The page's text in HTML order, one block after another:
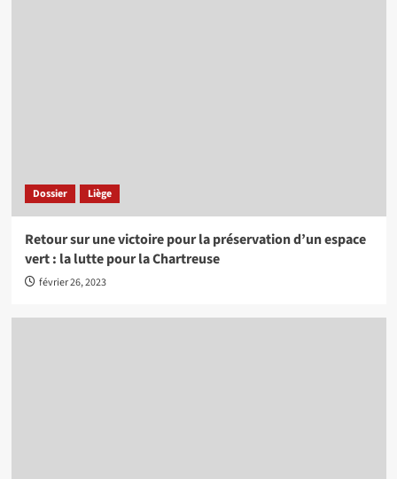
Dossier Liège
Retour sur une victoire pour la préservation d’un espace
vert : la lutte pour la Chartreuse
février 26, 2023